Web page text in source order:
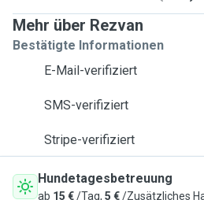
Mehr über Rezvan
Bestätigte Informationen
E-Mail-verifiziert
SMS-verifiziert
Stripe-verifiziert
Hundetagesbetreuung
ab 15 €/Tag, 5 €/Zusätzliches